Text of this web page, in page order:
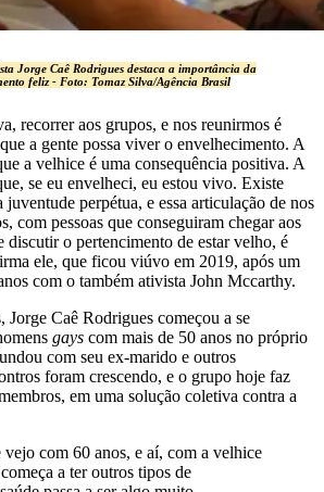
Jorge Caê Rodrigues destaca a importância da
feliz - Foto: Tomaz Silva/Agência Brasil
recorrer aos grupos, e nos reunirmos é
a gente possa viver o envelhecimento. A
a velhice é uma consequência positiva. A
se eu envelheci, eu estou vivo. Existe
perpétua, e essa articulação de nos
com pessoas que conseguiram chegar aos
discutir o pertencimento de estar velho, é
ele, que ficou viúvo em 2019, após um
com o também ativista John Mccarthy.
Jorge Caê Rodrigues começou a se
gays com mais de 50 anos no próprio
com seu ex-marido e outros
foram crescendo, e o grupo hoje faz
em uma solução coletiva contra a
vejo com 60 anos, e aí, com a velhice
a ter outros tipos de